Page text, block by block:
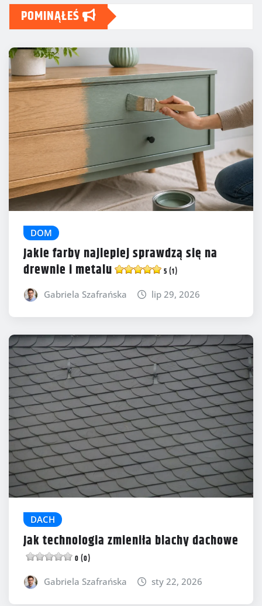
POMINĄŁEŚ
DOM
Jakie farby najlepiej sprawdzą się na
drewnie i metalu
5 (1)
Gabriela Szafrańska lip 29, 2026
DACH
Jak technologia zmieniła blachy dachowe
0 (0)
Gabriela Szafrańska sty 22, 2026